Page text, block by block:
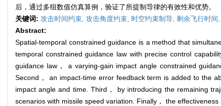
后，通过多组数值仿真算例，验证了所提制导律的有效性和优势。
关键词: 攻击时间约束, 攻击角度约束, 时空约束制导, 剩余飞行时
Abstract:
Spatial-temporal constrained guidance is a method that
temporal constrained guidance law with precise control
guidance law， a varying-gain impact angle constrained
Second， an impact-time error feedback term is added to the
impact angle and time. Third， by introducing the remaining
scenarios with missile speed variation. Finally， the